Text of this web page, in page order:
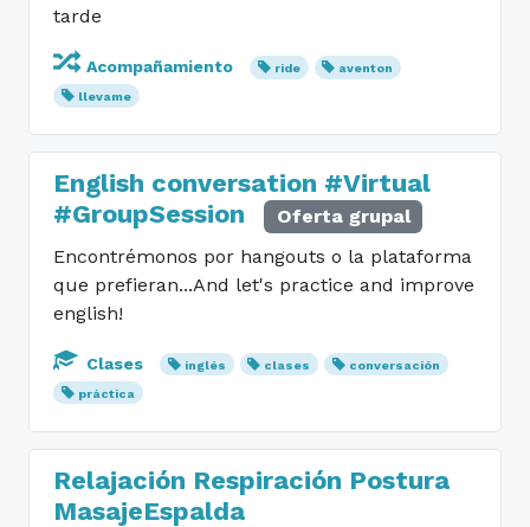
tarde
Acompañamiento ride
aventon
llevame
English conversation #Virtual
#GroupSession
Oferta grupal
Encontrémonos por hangouts o la plataforma
que prefieran...And let's practice and improve
english!
Clases inglés clases
conversación
práctica
Relajación Respiración Postura
MasajeEspalda